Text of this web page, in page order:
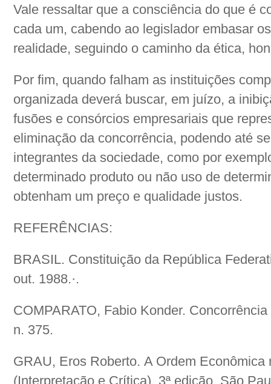
Vale ressaltar que a consciência do que é
cada um, cabendo ao legislador embasar
realidade, seguindo o caminho da ética,
Por fim, quando falham as instituições
organizada deverá buscar, em juízo, a
fusões e consórcios empresariais que
eliminação da concorrência, podendo até
integrantes da sociedade, como por
determinado produto ou não uso de
obtenham um preço e qualidade justos.
REFERÊNCIAS:
BRASIL. Constituição da República
out. 1988.·.
COMPARATO, Fabio Konder.
n. 375.
GRAU, Eros Roberto. A Ordem Econômica
(Interpretação e Crítica), 3ª edição, São